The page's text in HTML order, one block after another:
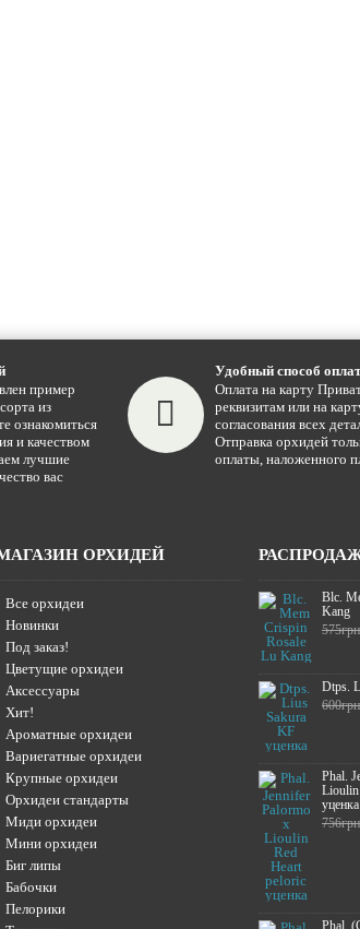
пример
из
ознакомиться
и качеством
лучшие
вас
Удобный способ
Оплата на карту
реквизитам или на
согласования всех
Отправка орхидей
оплаты, наложенного
ОРХИДЕЙ
Все орхидеи
Новинки
Под заказ!
Цветущие орхидеи
Аксессуары
Хит!
Ароматные орхидеи
Вариегатные орхидеи
Крупные орхидеи
Орхидеи стандарты
Миди орхидеи
Мини орхидеи
Биг липы
Бабочки
Пелорики
Blc.
Kang
575грн
Dtps.
600грн
Phal.
Lioulin
уценка
756грн
Phal.